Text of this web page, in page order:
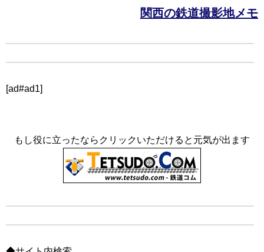
関西の鉄道撮影地メモ
[ad#ad1]
もし役に立ったならクリックいただけると元気が出ます